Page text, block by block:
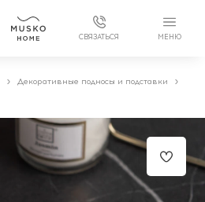
СВЯЗАТЬСЯ МЕНЮ
Декоративные подносы и подставки